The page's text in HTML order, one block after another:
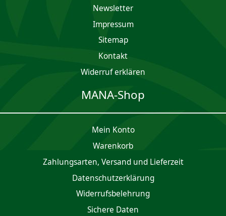
Newsletter
Impres­sum
Sitemap
Kontakt
Widerruf erklären
MANA-Shop
Mein Konto
Waren­korb
Zahlungsarten, Versand und Lieferzeit
Daten­schutz­er­klärung
Widerrufsbelehrung
Sichere Daten